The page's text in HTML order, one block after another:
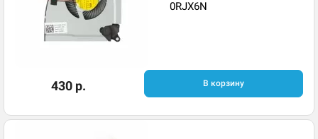
0RJX6N
430 р. В корзину